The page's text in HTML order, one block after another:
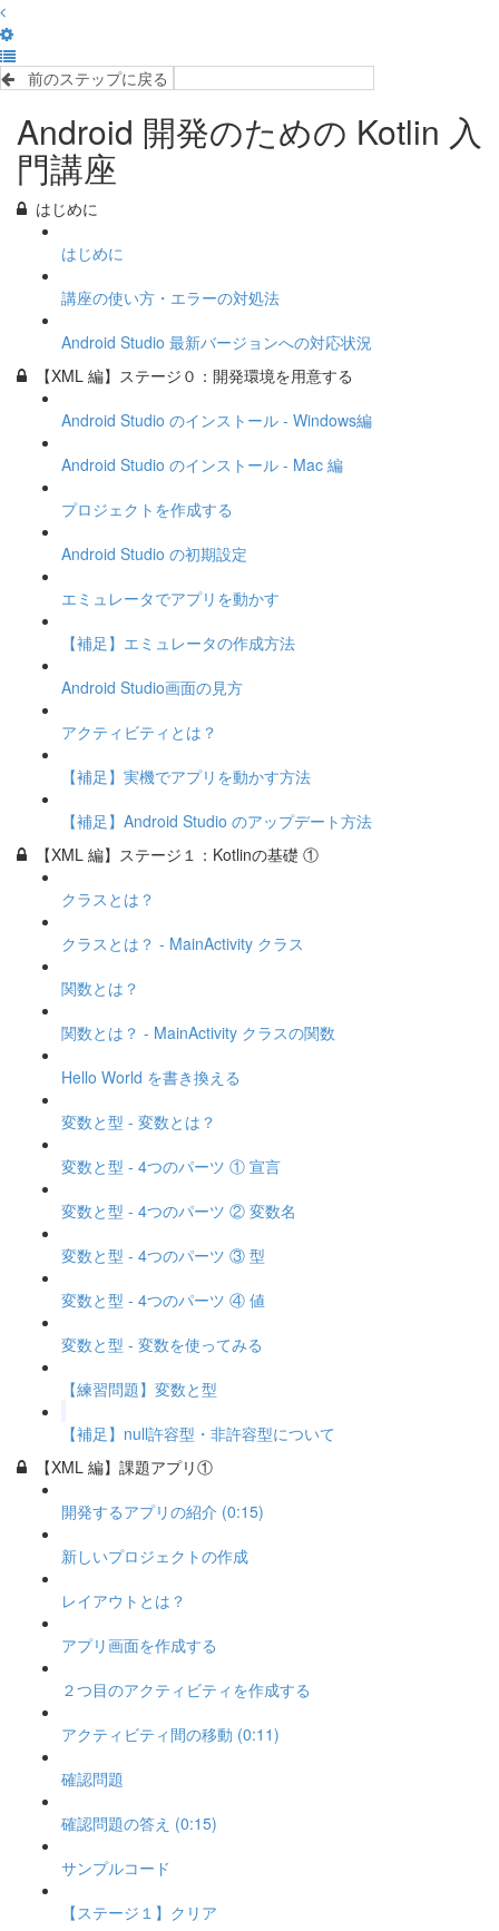
前のステップに戻る
Android 開発のための Kotlin 入
門講座
はじめに
はじめに
講座の使い方・エラーの対処法
Android Studio 最新バージョンへの対応状況
【XML 編】ステージ０：開発環境を用意する
Android Studio のインストール - Windows編
Android Studio のインストール - Mac 編
プロジェクトを作成する
Android Studio の初期設定
エミュレータでアプリを動かす
【補足】エミュレータの作成方法
Android Studio画面の見方
アクティビティとは？
【補足】実機でアプリを動かす方法
【補足】Android Studio のアップデート方法
【XML 編】ステージ１：Kotlinの基礎 ①
クラスとは？
クラスとは？ - MainActivity クラス
関数とは？
関数とは？ - MainActivity クラスの関数
Hello World を書き換える
変数と型 - 変数とは？
変数と型 - 4つのパーツ ① 宣言
変数と型 - 4つのパーツ ② 変数名
変数と型 - 4つのパーツ ③ 型
変数と型 - 4つのパーツ ④ 値
変数と型 - 変数を使ってみる
【練習問題】変数と型
【補足】null許容型・非許容型について
【XML 編】課題アプリ①
開発するアプリの紹介 (0:15)
新しいプロジェクトの作成
レイアウトとは？
アプリ画面を作成する
２つ目のアクティビティを作成する
アクティビティ間の移動 (0:11)
確認問題
確認問題の答え (0:15)
サンプルコード
【ステージ１】クリア